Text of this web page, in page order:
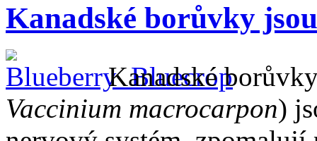
Kanadské borůvky
Kanadské
Vaccinium macrocarpon)